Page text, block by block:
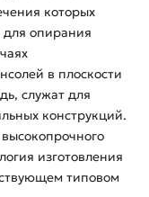
которых
для опирания
в плоскости
служат для
конструкций.
изготовления
типовом